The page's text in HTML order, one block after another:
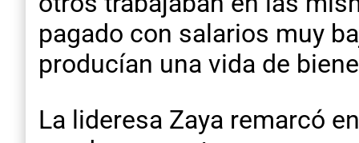
pagado con salarios muy
producían una vida de
La lideresa Zaya remarcó